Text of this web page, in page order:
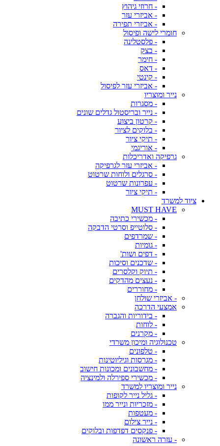
- חרוזי גיהוץ
- אביזרי עזר
- אביזרי תפירה
חומרי לישה ופיסול
- פלסטלינה
- בצק
- חימר
- דאס
- קינטי
- אביזרי עזר לפיסול
נייר ומוצריו
- מסגרות
- נייר ובריסטול גדלים שונים
- קרטון ביצוע
- בלוקים לציור
- תיקי ציור
- אוריגמי
גרפיקה ואדריכלות
- אביזרי עזר לגרפיקה
- סרגלים ולוחות שרטוט
- עפרונות שרטוט
- תיקי ציור
ציוד למשרד
MUST HAVE
- מכשירי כתיבה
- סלוטייפ וסרטי הדבקה
- שמרדפים
- גומיות
- דפים ושות'
- שדכנים וסיכות
- תיוק וקלסרים
- נעצים מהדקים
- מחוררים
- אביזרי שולחן
אמצעי הדרכה
- בידוריות והגברה
- לוחות
- מקרנים
טכנולוגיה ומיכון משרדי
- טלפונים
- מגרסות וגיליוטינות
- מחשבונים ומכונות חישוב
- מכשירי ספירלה ולמינציה
נייר ומוצריו למשרד
- גליל נייר לקופות
- מזכריות ונייר ממו
- מעטפות
- נייר צילום
- פנקסים דפדפות ובלוקים
- עזרה ראשונה